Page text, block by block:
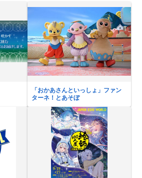
「おかあさんといっしょ」ファン
ターネ！とあそぼ